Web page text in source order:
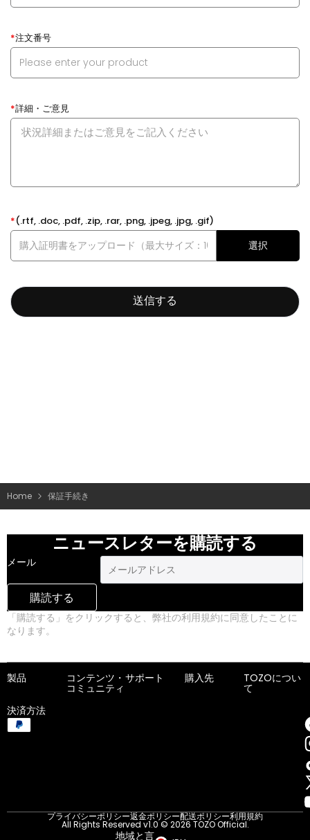
*注文番号
*詳細・ご意見
*(.rtf, .doc, .pdf, .zip, .rar, .png, .jpeg, .jpg, .gif)
選択
送信する
Home 保証手続き
ニュースレターを購読する
メール
購読する
「購読する」をクリックすると、弊社の利用規約に同意したことに
なります。
製品 コンテンツ・
コミュニティ
サポート 購入先 TOZOについ
て
決済方法
プライバシーポリシー返金ポリシー配送ポリシー利用規約
All Rights Reserved v1.0 © 2026 TOZO Official.
地域と言